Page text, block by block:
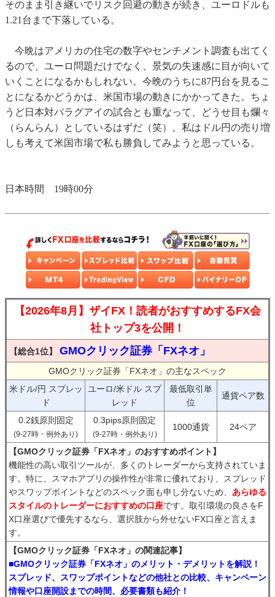
そのまま引き継いでリスク回避の動きが続き、ユーロドルも
1.21台まで下落している。
今晩はアメリカの住宅の数字やセンチメント調査も出てく
るので、ユーロ問題だけでなく、景気の失速感に目が向いて
いくことになるかもしれない。今晩のうちに87円台を見るこ
とになるかどうかは、米国市場の動きにかかってきた。ちょ
うど日本対パラグアイの試合とも重なって、どうせ目も爛々
（らんらん）としているはずだ（笑）。私はドル円の売り増
しも考えて米国市場で私も勝負してみようと思っている。
日本時間 19時00分
【2026年8月】ザイFX！読者がおすすめするFX会
社トップ3を公開！
【総合1位】 GMOクリック証券「FXネオ」
GMOクリック証券「FXネオ」の主なスペック
米ドル/円 スプレッ
ド
ユーロ/米ドル スプ
レッド
最低取引単
位
通貨ペア数
0.2銭原則固定
(9-27時・例外あり)
0.3pips原則固定
(9-27時・例外あり)
1000通貨 24ペア
【GMOクリック証券「FXネオ」のおすすめポイント】
機能性の高い取引ツールが、多くのトレーダーから支持されていま
す。特に、スマホアプリの操作性が非常に優れており、スプレッド
やスワップポイントなどのスペック面も申し分ないため、 あらゆる
スタイルのトレーダーにおすすめの口座です。取引環境の良さをF
X口座選びで優先するなら、選択肢から外せないFX口座と言えま
す。
【GMOクリック証券「FXネオ」の関連記事】
■GMOクリック証券「FXネオ」のメリット・デメリットを解説！
スプレッド、スワップポイントなどの他社との比較、キャンペーン
情報や口座開設までの時間、必要書類も紹介！